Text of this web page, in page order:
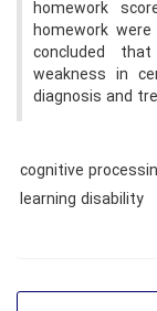
homework
homework
concluded
weakness in
diagnosis and
cognitive
learning disability